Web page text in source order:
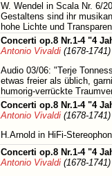
W. Wendel in Scala Nr. 6/
Gestaltens sind ihr
hohe Lichte und
Concerti op.8 Nr.1-4 "4
Antonio Vivaldi (1678-1741)
Audio 03/06: "Terje
etwas freier als üblich,
humorig-verrückte
Concerti op.8 Nr.1-4 "4
Antonio Vivaldi (1678-1741)
H.Arnold in HiFi-
Concerti op.8 Nr.1-4 "4
Antonio Vivaldi (1678-1741)